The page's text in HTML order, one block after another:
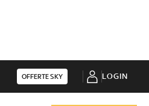
OFFERTE SKY LOGIN